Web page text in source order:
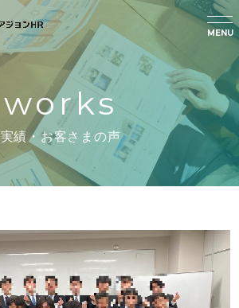
MENU
works
実績・お客さまの声